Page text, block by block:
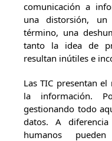
comunicación a
una distorsión, un
término, una
tanto la idea de
resultan inútiles e
Las TIC presentan
la información.
gestionando todo
datos. A
humanos